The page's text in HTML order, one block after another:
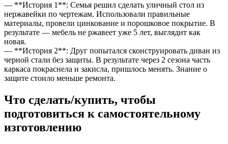
— **История 1**: Семья решил сделать уличный стол из
нержавейки по чертежам. Использовали правильные
материалы, провели цинкование и порошковое покрытие. В
результате — мебель не ржавеет уже 5 лет, выглядит как
новая.
— **История 2**: Друг попытался сконструировать диван из
черной стали без защиты. В результате через 2 сезона часть
каркаса покраснела и закисла, пришлось менять. Знание о
защите стоило меньше ремонта.
Что сделать/купить, чтобы
подготовиться к самостоятельному
изготовлению